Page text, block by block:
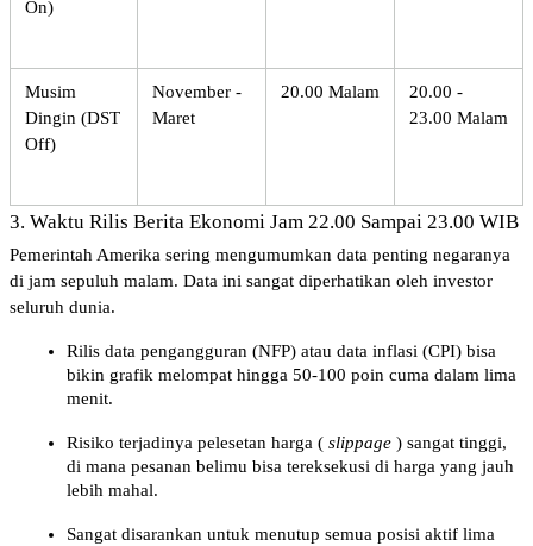
On)
Musim
Dingin (DST
Off)
November -
Maret
20.00 Malam
20.00 -
23.00 Malam
3. Waktu Rilis Berita Ekonomi Jam 22.00 Sampai 23.00 WIB
Pemerintah Amerika sering mengumumkan data penting negaranya
di jam sepuluh malam. Data ini sangat diperhatikan oleh investor
seluruh dunia.
Rilis data pengangguran (NFP) atau data inflasi (CPI) bisa
bikin grafik melompat hingga 50-100 poin cuma dalam lima
menit.
Risiko terjadinya pelesetan harga ( slippage ) sangat tinggi,
di mana pesanan belimu bisa tereksekusi di harga yang jauh
lebih mahal.
Sangat disarankan untuk menutup semua posisi aktif lima